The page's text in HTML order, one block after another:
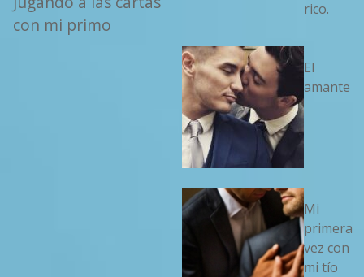
con mi primo
rico.
El
amante
Mi
primera
vez con
mi tío